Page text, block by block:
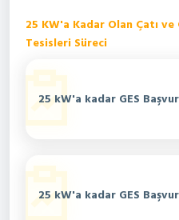
25 KW'a Kadar Olan Çatı ve
Tesisleri Süreci
25 kW'a kadar GES
25 kW'a kadar GES